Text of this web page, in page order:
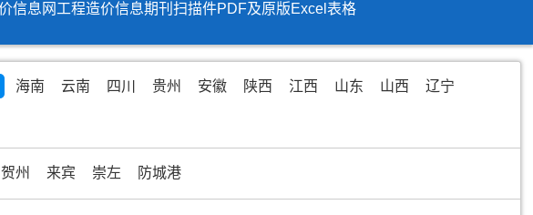
信息网工程造价信息期刊扫描件PDF及原版Excel表格
海南 云南 四川 贵州 安徽 陕西 江西 山东 山西 辽宁
贺州 来宾 崇左 防城港